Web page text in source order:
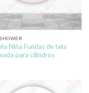
Niña Fundas de tela
para cilindros